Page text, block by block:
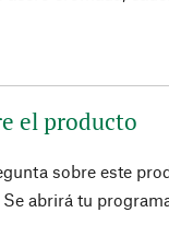
el producto
sobre este
abrirá tu